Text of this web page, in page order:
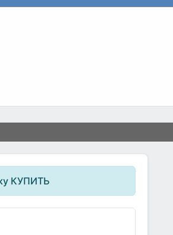
КУПИТЬ